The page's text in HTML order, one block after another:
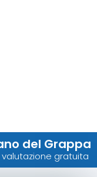
del Grappa
gratuita